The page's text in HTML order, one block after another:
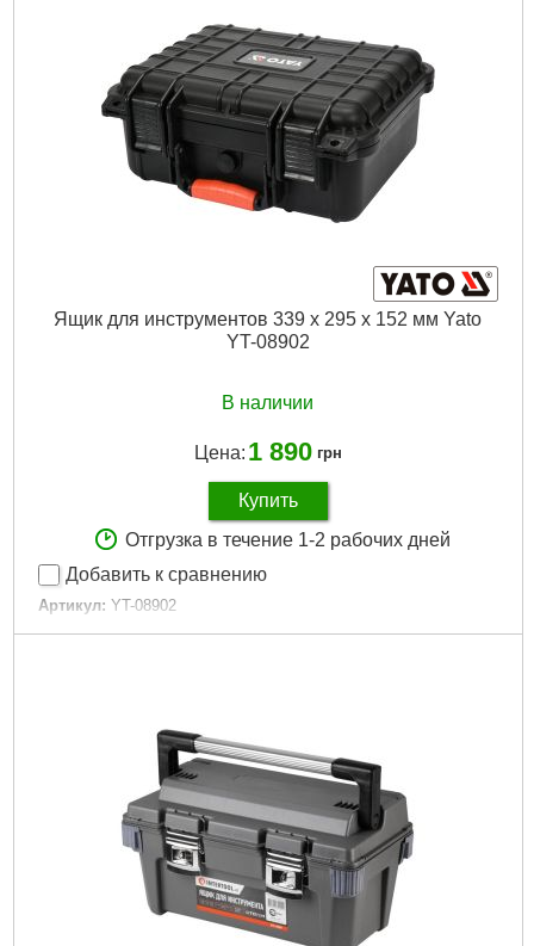
Ящик для инструментов 339 х 295 х 152 мм Yato
YT-08902
В наличии
Цена: 1 890 грн
Купить
Отгрузка в течение 1-2 рабочих дней
Добавить к сравнению
Артикул: YT-08902
Код товара: 20.77.77
1,800 г
Подробнее...